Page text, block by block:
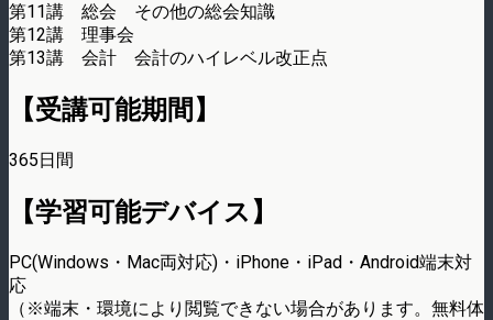
第11講 総会 その他の総会知識
第12講 理事会
第13講 会計 会計のハイレベル改正点
【受講可能期間】
365日間
【学習可能デバイス】
PC(Windows・Mac両対応)・iPhone・iPad・Android端末対
応
（※端末・環境により閲覧できない場合があります。無料体